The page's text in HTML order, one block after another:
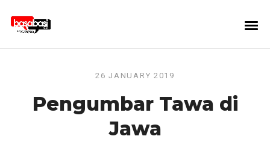
26 JANUARY 2019
Pengumbar Tawa di
Jawa